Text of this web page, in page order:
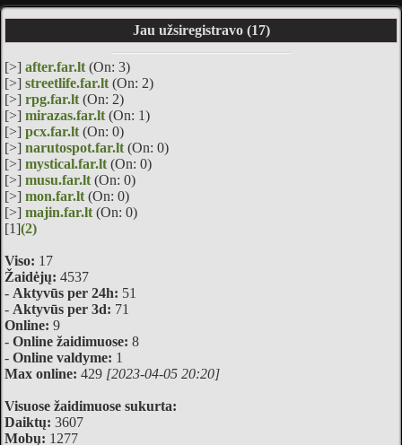
Jau užsiregistravo (17)
[>] after.far.lt (On: 3)
[>] streetlife.far.lt (On: 2)
[>] rpg.far.lt (On: 2)
[>] mirazas.far.lt (On: 1)
[>] pcx.far.lt (On: 0)
[>] narutospot.far.lt (On: 0)
[>] mystical.far.lt (On: 0)
[>] musu.far.lt (On: 0)
[>] mon.far.lt (On: 0)
[>] majin.far.lt (On: 0)
[1](2)
Viso: 17
Žaidėjų: 4537
- Aktyvūs per 24h: 51
- Aktyvūs per 3d: 71
Online: 9
- Online žaidimuose: 8
- Online valdyme: 1
Max online: 429 [2023-04-05 20:20]
Visuose žaidimuose sukurta:
Daiktų: 3607
Mobų: 1277